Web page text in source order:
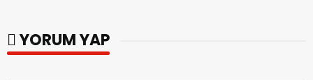
YORUM YAP